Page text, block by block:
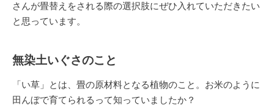
さんが畳替えをされる際の選択肢にぜひ入れていただきたい
と思っています。
無染土いぐさのこと
「い草」とは、畳の原材料となる植物のこと。お米のように
田んぼで育てられるって知っていましたか？